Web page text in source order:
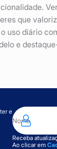
que
uso diário
e
e
Receba
Ao clicar em